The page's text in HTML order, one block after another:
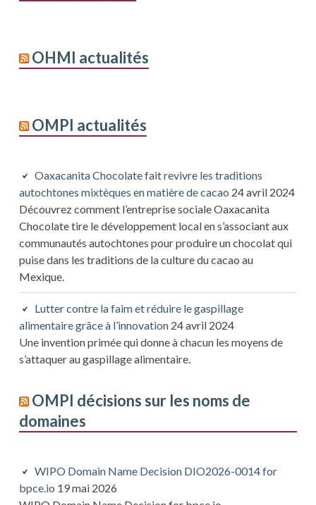
OHMI actualités
OMPI actualités
Oaxacanita Chocolate fait revivre les traditions
autochtones mixtèques en matière de cacao 24 avril 2024
Découvrez comment l’entreprise sociale Oaxacanita
Chocolate tire le développement local en s’associant aux
communautés autochtones pour produire un chocolat qui
puise dans les traditions de la culture du cacao au
Mexique.
Lutter contre la faim et réduire le gaspillage
alimentaire grâce à l’innovation 24 avril 2024
Une invention primée qui donne à chacun les moyens de
s’attaquer au gaspillage alimentaire.
OMPI décisions sur les noms de
domaines
WIPO Domain Name Decision DIO2026-0014 for
bpce.io 19 mai 2026